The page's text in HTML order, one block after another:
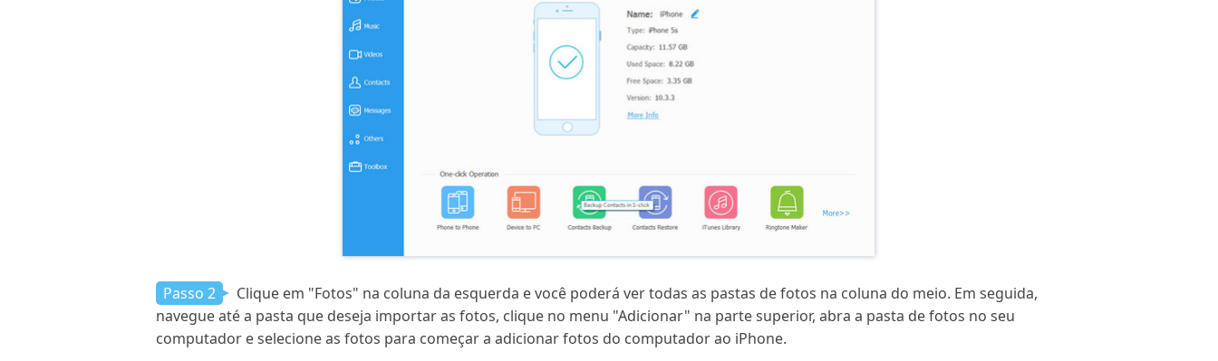
Passo 2
Clique em "Fotos" na coluna da esquerda e você poderá ver todas as pastas de fotos na coluna do meio. Em seguida,
navegue até a pasta que deseja importar as fotos, clique no menu "Adicionar" na parte superior, abra a pasta de fotos no seu
computador e selecione as fotos para começar a adicionar fotos do computador ao iPhone.